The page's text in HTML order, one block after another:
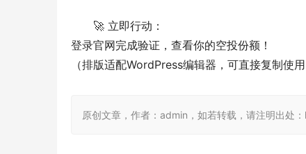
🚀 立即行动：
登录官网完成验证，查看你的空投份额！
（排版适配WordPress编辑器，可直接复制使用
原创文章，作者：admin，如若转载，请注明出